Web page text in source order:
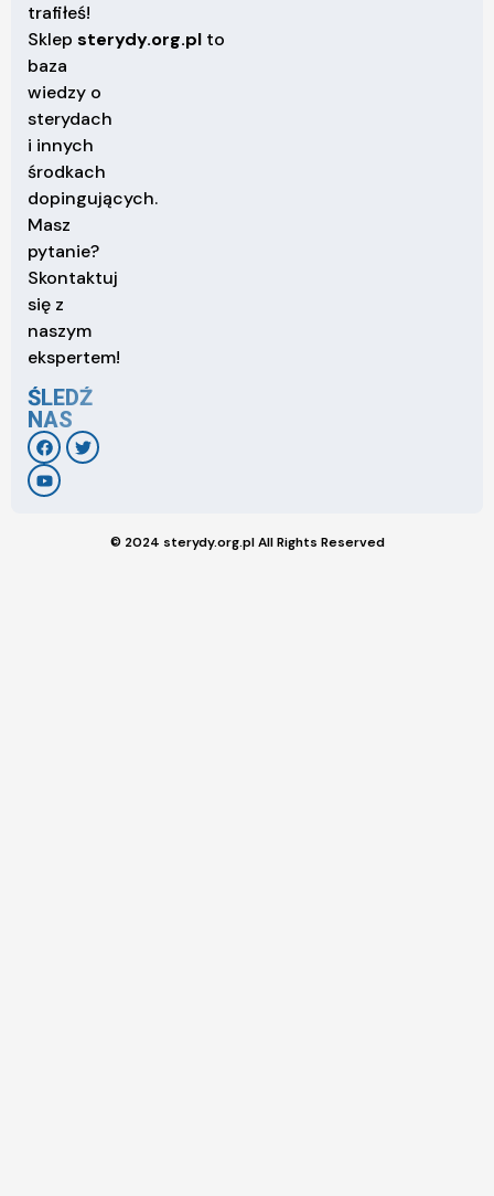
trafiłeś!
Sklep sterydy.org.pl to
baza
wiedzy o
sterydach
i innych
środkach
dopingujących.
Masz
pytanie?
Skontaktuj
się z
naszym
ekspertem!
ŚLEDŹ
NAS
© 2024 sterydy.org.pl All Rights Reserved